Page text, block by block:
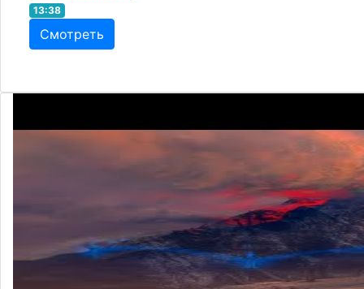
13:38
Смотреть